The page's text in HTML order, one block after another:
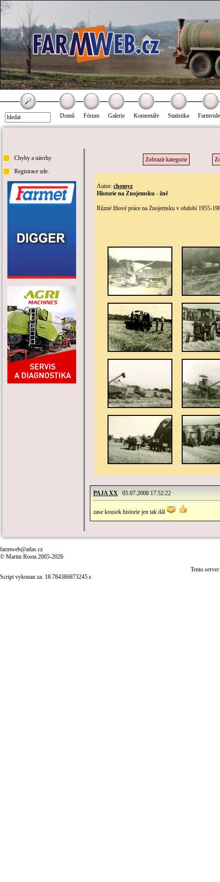
Domů Fórum Galerie Komentáře Statistika
Chyby a návrhy
Registrace zde.
Zobrazit kategorie
Autor: chomyz
Historie na Znojemsku - žně
Různé žňové práce na Znojemsku v období 1955-
PAJA XX 05.07.2008 17:52:22
zase kousek historie jen tak dál
farmweb@atlas.cz
© Martin Rosta 2005-2026
Tento
Script vykonan za: 18.784386873245.s